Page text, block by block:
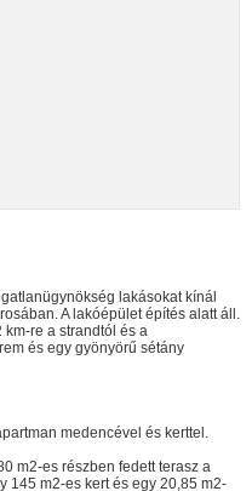
lakásokat kínál
A lakóépület építés alatt áll.
km-re a strandtól és a
és egy gyönyörű sétány
medencével és kerttel.
m2-es részben fedett terasz a
145 m2-es kert és egy 20,85 m2-